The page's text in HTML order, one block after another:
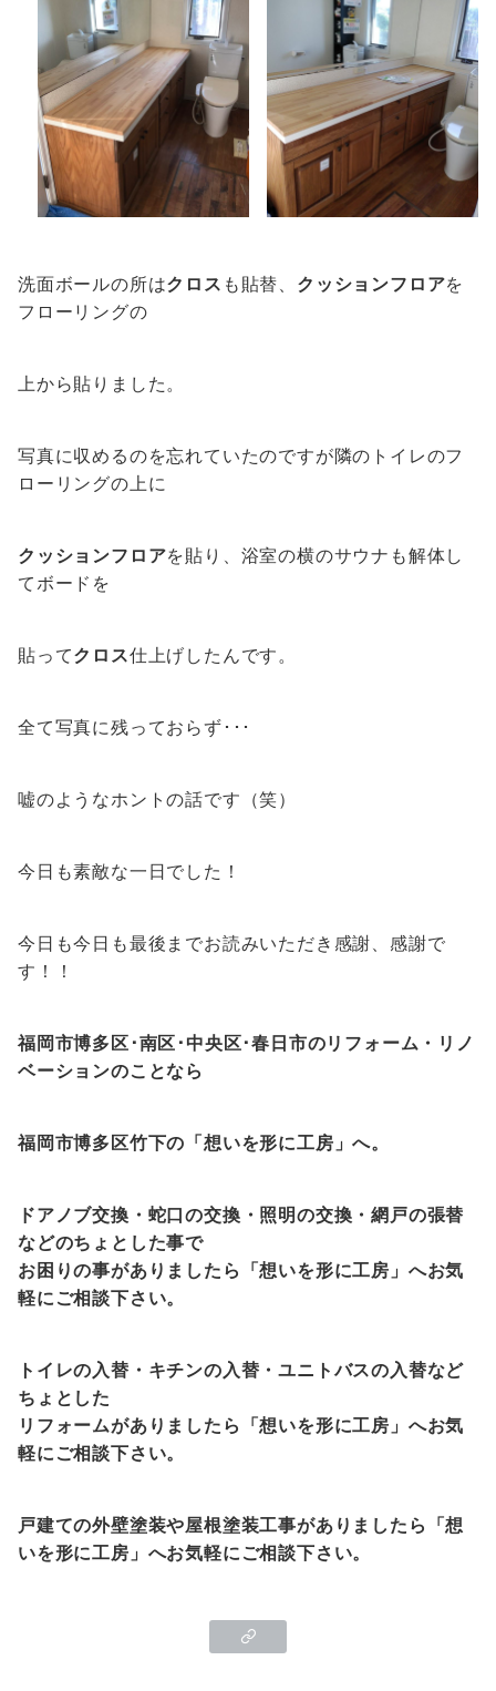
洗面ボールの所はクロス も貼替、 クッションフロアを
フローリングの
上から貼りました。
写真に収めるのを忘れていたのですが隣のトイレのフ
ローリングの上に
クッションフロアを貼り、浴室の横のサウナも解体し
てボードを
貼ってクロス仕上げしたんです。
全て写真に残っておらず･･･
嘘のようなホントの話です（笑）
今日も素敵な一日でした！
今日も今日も最後までお読みいただき感謝、感謝で
す！！
福岡市博多区･南区･中央区･春日市のリフォーム・リノ
ベーションのことなら
福岡市博多区竹下の「想いを形に工房」へ。
ドアノブ交換・蛇口の交換・照明の交換・網戸の張替
などのちょとした事で
お困りの事がありましたら「想いを形に工房」へお気
軽にご相談下さい。
トイレの入替・キチンの入替・ユニトバスの入替など
ちょとした
リフォームがありましたら「想いを形に工房」へお気
軽にご相談下さい。
戸建ての外壁塗装や屋根塗装工事がありましたら「想
いを形に工房」へお気軽にご相談下さい。